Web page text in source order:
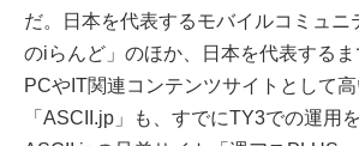
だ。日本を代表するモバイルコミュニ
のiらんど」のほか、日本を代表するま
PCやIT関連コンテンツサイトとして
「ASCII.jp」も、すでにTY3での運用